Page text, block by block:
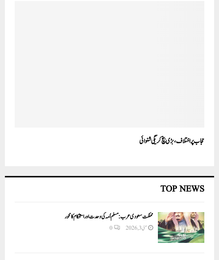
حجاب پر اختلاف، بڑی بنچ کریگی شنوائی
TOP NEWS
مملکت سعودی عرب: مسلم اُمہ کی وحدت اور استحکام کا محور
مئی 3, 2026 0